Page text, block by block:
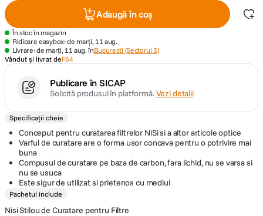
8. card memorie
dji osmo
Adaugă în coș
În stoc în magazin
Ridicare easybox: de marți, 11 aug.
Livrare: de marți, 11 aug. înBucuresti (Sectorul 3)
Vândut și livrat deF64
Publicare în SICAP
Solicită produsul în platformă.Vezi detalii
Specificații cheie
Conceput pentru curatarea filtrelor NiSi si a altor articole optice
Varful de curatare are o forma usor concava pentru o potrivire mai
buna
Compusul de curatare pe baza de carbon, fara lichid, nu se varsa si
nu se usuca
Este sigur de utilizat si prietenos cu mediul
Pachetul include
Nisi Stilou de Curatare pentru Filtre